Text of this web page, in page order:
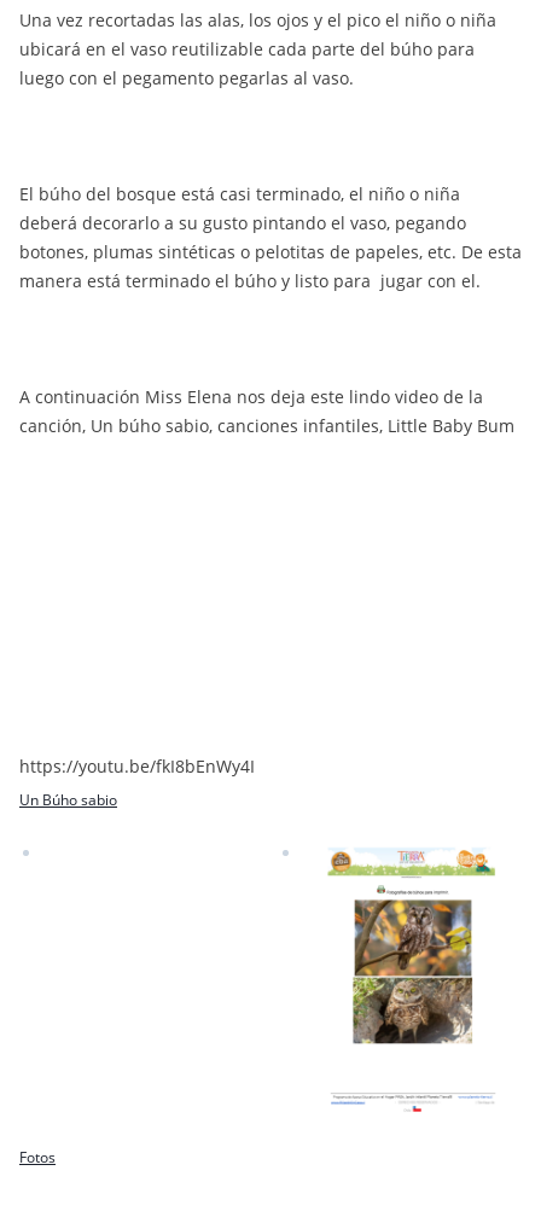
Una vez recortadas las alas, los ojos y el pico el niño o niña
ubicará en el vaso reutilizable cada parte del búho para
luego con el pegamento pegarlas al vaso.
El búho del bosque está casi terminado, el niño o niña
deberá decorarlo a su gusto pintando el vaso, pegando
botones, plumas sintéticas o pelotitas de papeles, etc. De esta
manera está terminado el búho y listo para jugar con el.
A continuación Miss Elena nos deja este lindo video de la
canción, Un búho sabio, canciones infantiles, Little Baby Bum
https://youtu.be/fkI8bEnWy4I
Un Búho sabio
Fotos